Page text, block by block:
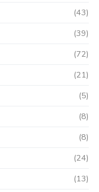
(43)
(39)
(72)
(21)
(5)
(8)
(8)
(24)
(13)